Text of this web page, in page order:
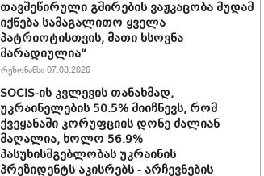
თავშეწირული გმირების ვაჟკაცობა მუდამ
იქნება სამაგალითო ყველა
პატრიოტისთვის, მათი ხსოვნა
მარადიულია“
რეზონანსი 07.08.2026
SOCIS-ის კვლევის თანახმად,
უკრაინელების 50.5% მიიჩნევს, რომ
ქვეყანაში კორუფციის დონე ძალიან
მაღალია, ხოლო 56.9%
პასუხისმგებლობას უკრაინის
პრეზიდენტს აკისრებს - არჩევნების